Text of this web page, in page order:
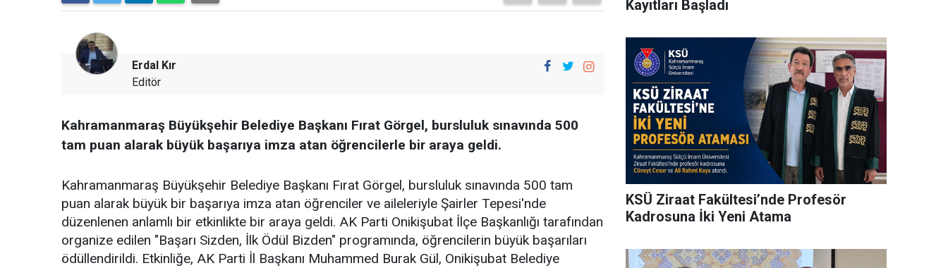
Erdal Kır
Editör
Kahramanmaraş Büyükşehir Belediye Başkanı Fırat Görgel, bursluluk sınavında 500
tam puan alarak büyük başarıya imza atan öğrencilerle bir araya geldi.
Kahramanmaraş Büyükşehir Belediye Başkanı Fırat Görgel, bursluluk sınavında 500 tam
puan alarak büyük bir başarıya imza atan öğrenciler ve aileleriyle Şairler Tepesi'nde
düzenlenen anlamlı bir etkinlikte bir araya geldi. AK Parti Onikişubat İlçe Başkanlığı tarafından
organize edilen "Başarı Sizden, İlk Ödül Bizden" programında, öğrencilerin büyük başarıları
ödüllendirildi. Etkinliğe, AK Parti İl Başkanı Muhammed Burak Gül, Onikişubat Belediye
Kayıtları Başladı
KSÜ Ziraat Fakültesi’nde Profesör
Kadrosuna İki Yeni Atama